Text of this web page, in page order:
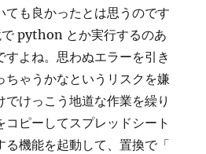
ても良かったとは思うのです
python とか実行するのあ
すよね。思わぬエラーを引き
ちゃうかなというリスクを嫌
けっこう地道な作業を繰り
ピーしてスプレッドシート
る機能を起動して、置換で「